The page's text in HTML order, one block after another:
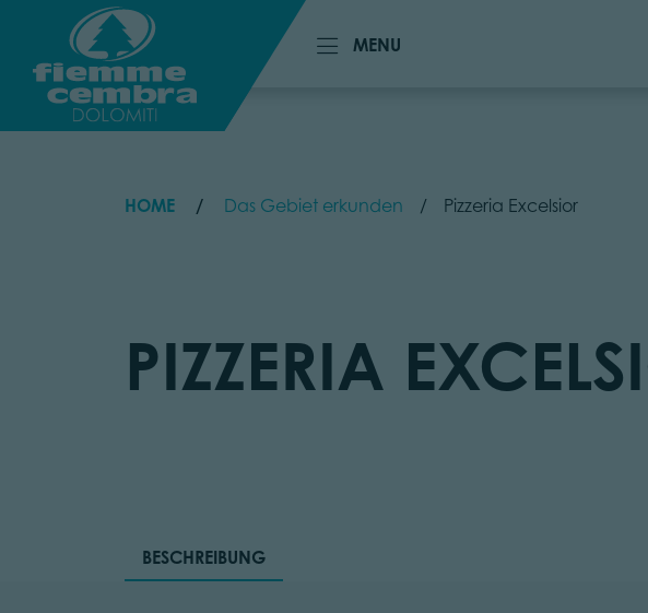
MENU
MENU
HOME Das Gebiet erkunden Pizzeria Excelsior
PIZZERIA
BESCHREIBUNG